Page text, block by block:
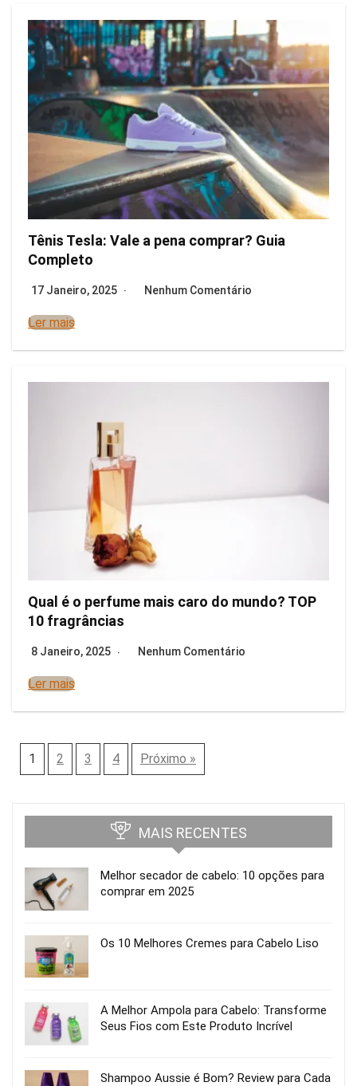
Tênis Tesla: Vale a pena comprar? Guia
Completo
17 Janeiro, 2025 Nenhum Comentário
Ler mais
Qual é o perfume mais caro do mundo? TOP
10 fragrâncias
8 Janeiro, 2025 Nenhum Comentário
Ler mais
1 2 3 4 Próximo »
MAIS RECENTES
Melhor secador de cabelo: 10 opções para
comprar em 2025
Os 10 Melhores Cremes para Cabelo Liso
A Melhor Ampola para Cabelo: Transforme
Seus Fios com Este Produto Incrível
Shampoo Aussie é Bom? Review para Cada